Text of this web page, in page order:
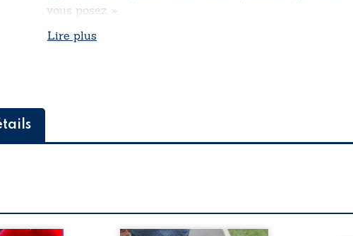
vous posez. »
Lire plus